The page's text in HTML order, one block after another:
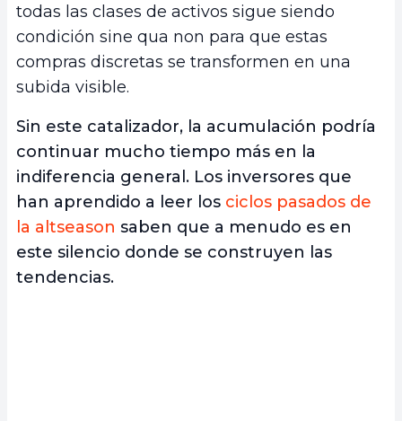
todas las clases de activos sigue siendo
condición sine qua non para que estas
compras discretas se transformen en una
subida visible.
Sin este catalizador, la acumulación podría
continuar mucho tiempo más en la
indiferencia general. Los inversores que
han aprendido a leer los ciclos pasados de
la altseason saben que a menudo es en
este silencio donde se construyen las
tendencias.